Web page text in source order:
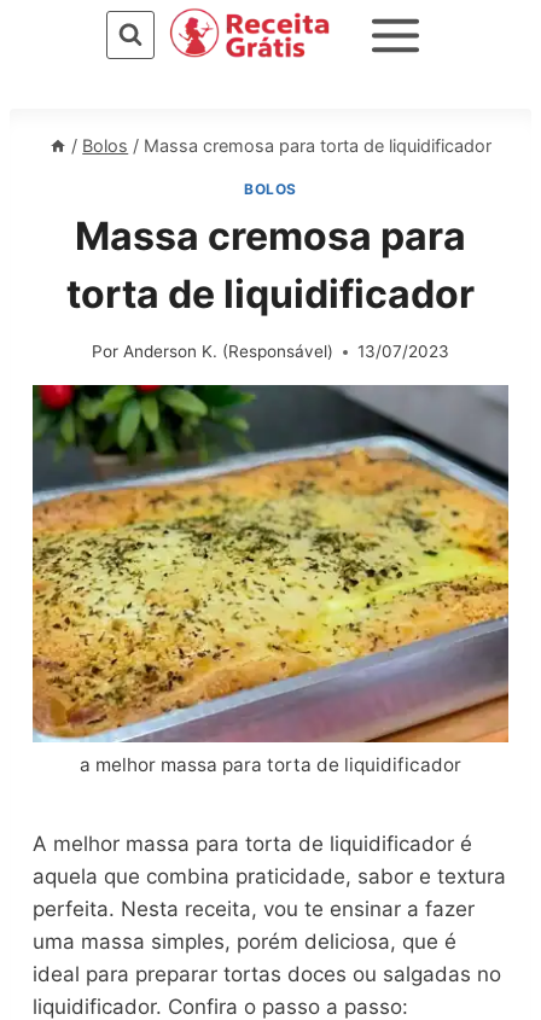
/ Bolos / Massa cremosa para torta de liquidificador
BOLOS
Massa cremosa para
torta de liquidificador
Por Anderson K. (Responsável) 13/07/2023
a melhor massa para torta de liquidificador
A melhor massa para torta de liquidificador é
aquela que combina praticidade, sabor e textura
perfeita. Nesta receita, vou te ensinar a fazer
uma massa simples, porém deliciosa, que é
ideal para preparar tortas doces ou salgadas no
liquidificador. Confira o passo a passo: